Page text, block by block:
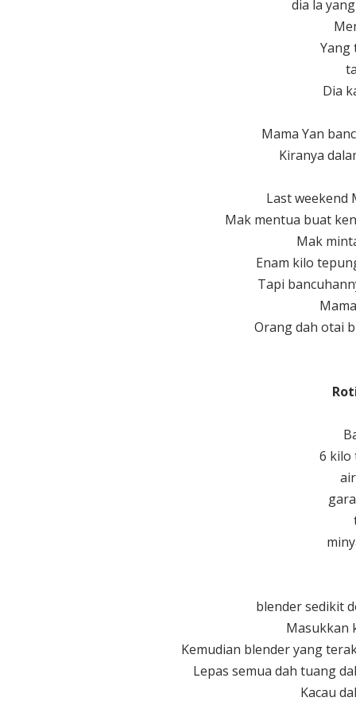
dia la
Yang
Dia
Mama Yan
Kiranya
Last weekend
Mak mentua buat
Mak
Enam kilo
Tapi
Orang dah otai
6 kilo
blender sedikit
Masukkan
Kemudian blender yang
Lepas semua dah tuang
Kacau